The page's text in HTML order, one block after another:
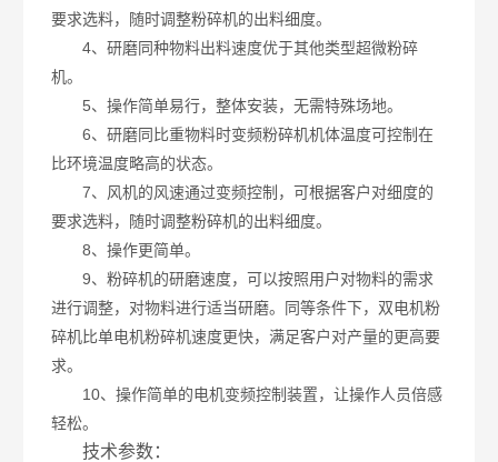
要求选料，随时调整粉碎机的出料细度。
4、研磨同种物料出料速度优于其他类型超微粉碎
机。
5、操作简单易行，整体安装，无需特殊场地。
6、研磨同比重物料时变频粉碎机机体温度可控制在
比环境温度略高的状态。
7、风机的风速通过变频控制，可根据客户对细度的
要求选料，随时调整粉碎机的出料细度。
8、操作更简单。
9、粉碎机的研磨速度，可以按照用户对物料的需求
进行调整，对物料进行适当研磨。同等条件下，双电机粉
碎机比单电机粉碎机速度更快，满足客户对产量的更高要
求。
10、操作简单的电机变频控制装置，让操作人员倍感
轻松。
技术参数：